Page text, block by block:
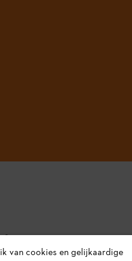
van cookies en gelijkaardige